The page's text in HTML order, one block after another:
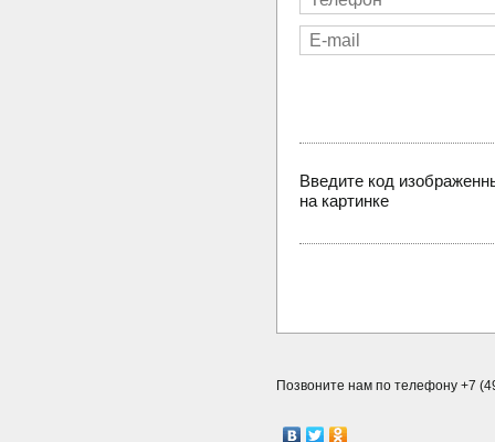
Введите код
на картинке
Позвоните нам по телефону +7